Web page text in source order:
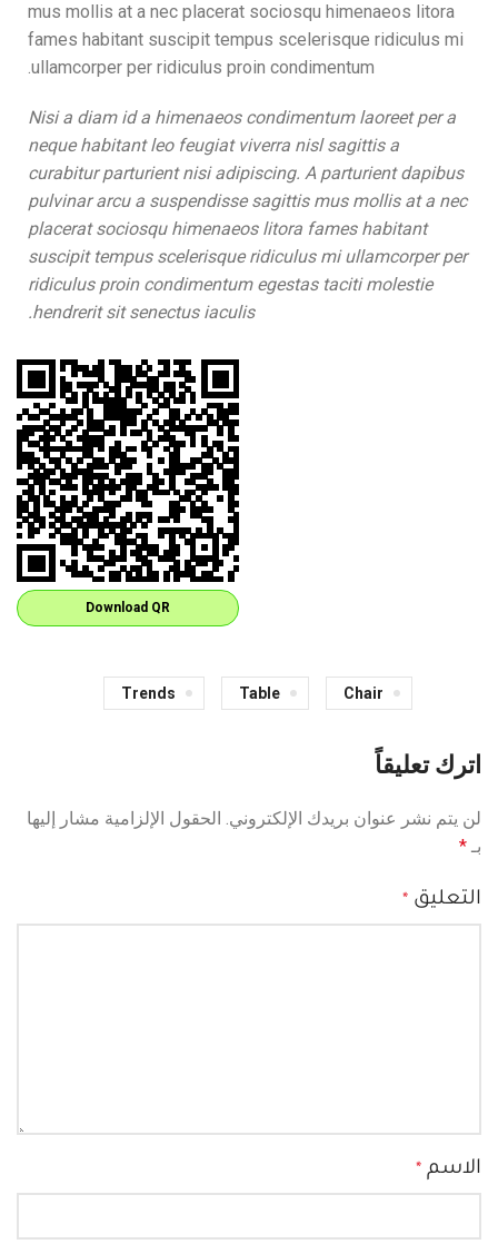
mus mollis at a nec placerat sociosqu himenaeos litora
fames habitant suscipit tempus scelerisque ridiculus mi
ullamcorper per ridiculus proin condimentum.
Nisi a diam id a himenaeos condimentum laoreet per a
neque habitant leo feugiat viverra nisl sagittis a
curabitur parturient nisi adipiscing. A parturient dapibus
pulvinar arcu a suspendisse sagittis mus mollis at a nec
placerat sociosqu himenaeos litora fames habitant
suscipit tempus scelerisque ridiculus mi ullamcorper per
ridiculus proin condimentum egestas taciti molestie
hendrerit sit senectus iaculis.
Download QR
Chair
Table
Trends
اترك تعليقاً
لن يتم نشر عنوان بريدك الإلكتروني. الحقول الإلزامية مشار إليها
بـ *
التعليق *
الاسم *